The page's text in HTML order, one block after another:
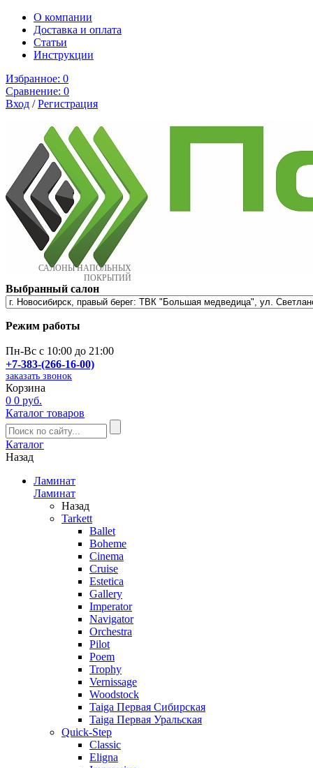
О компании
Доставка и оплата
Cтатьи
Инструкции
Избранное: 0
Сравнение: 0
Вход /Регистрация
САЛОНЫ НАПОЛЬНЫХ
ПОКРЫТИЙ
Выбранный салон
Режим работы
Пн-Вс с 10:00 до 21:00
+7-383-(266-16-00)
заказать звонок
Корзина
0 0 руб.
Каталог товаров
Каталог
Назад
Ламинат
Ламинат
Назад
Tarkett
Ballet
Boheme
Cinema
Cruise
Estetica
Gallery
Imperator
Navigator
Orchestra
Pilot
Poem
Trophy
Vernissage
Woodstock
Taiga Первая Сибирская
Taiga Первая Уральская
Quick-Step
Classic
Eligna